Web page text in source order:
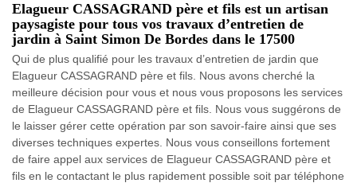
Elagueur CASSAGRAND père et fils est un artisan
paysagiste pour tous vos travaux d’entretien de
jardin à Saint Simon De Bordes dans le 17500
Qui de plus qualifié pour les travaux d’entretien de jardin que
Elagueur CASSAGRAND père et fils. Nous avons cherché la
meilleure décision pour vous et nous vous proposons les services
de Elagueur CASSAGRAND père et fils. Nous vous suggérons de
le laisser gérer cette opération par son savoir-faire ainsi que ses
diverses techniques expertes. Nous vous conseillons fortement
de faire appel aux services de Elagueur CASSAGRAND père et
fils en le contactant le plus rapidement possible soit par téléphone